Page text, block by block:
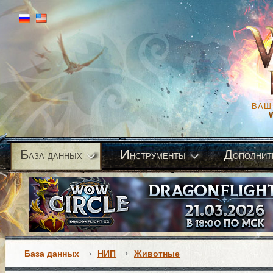
ВАШ
База данных Инструменты Д
База данных НИП Животные